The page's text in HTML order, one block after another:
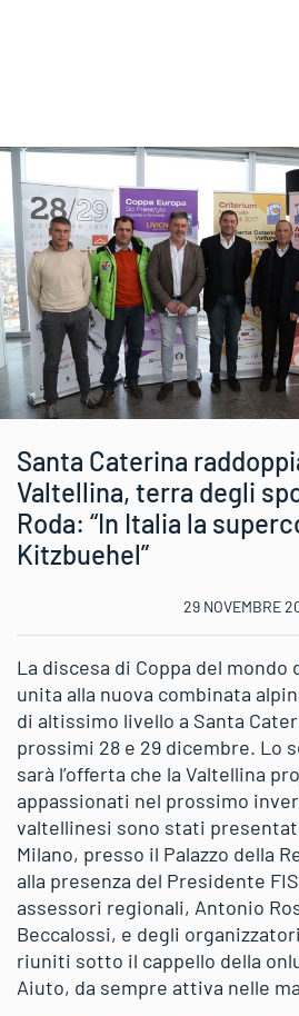
Santa Caterina
Valtellina, terra degli
Roda: “In Italia la
Kitzbuehel”
29 NOVEMBRE
La discesa di Coppa del mondo
unita alla nuova combinata
di altissimo livello a Santa
prossimi 28 e 29 dicembre. Lo
sarà l’offerta che la Valtellina
appassionati nel prossimo
valtellinesi sono stati
Milano, presso il Palazzo della
alla presenza del Presidente
assessori regionali, Antonio
Beccalossi, e degli
riuniti sotto il cappello della
Aiuto, da sempre attiva nelle